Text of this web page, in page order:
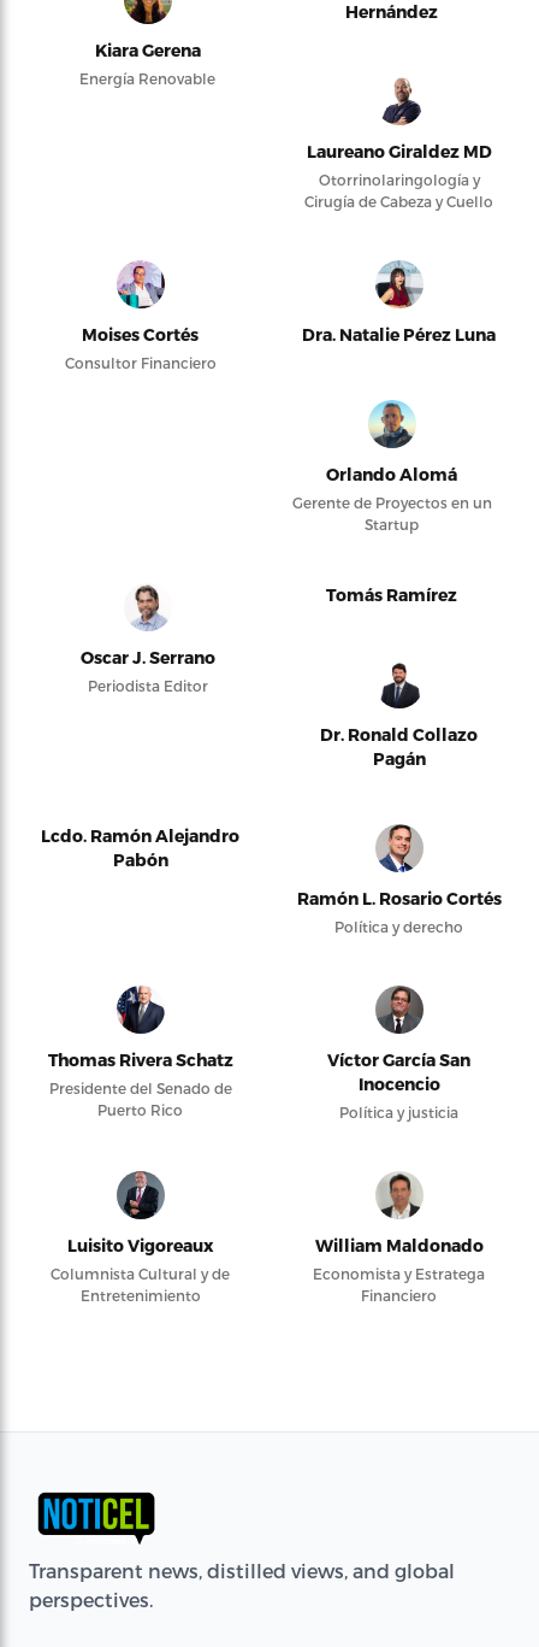
Kiara Gerena
Energía Renovable
Hernández
Laureano Giraldez MD
Otorrinolaringología y
Cirugía de Cabeza y Cuello
Moises Cortés
Consultor Financiero
Dra. Natalie Pérez Luna
Orlando Alomá
Gerente de Proyectos en un
Startup
Oscar J. Serrano
Periodista Editor
Tomás Ramírez
Dr. Ronald Collazo
Pagán
Lcdo. Ramón Alejandro
Pabón
Ramón L. Rosario Cortés
Política y derecho
Thomas Rivera Schatz
Presidente del Senado de
Puerto Rico
Víctor García San
Inocencio
Política y justicia
Luisito Vigoreaux
Columnista Cultural y de
Entretenimiento
William Maldonado
Economista y Estratega
Financiero
Transparent news, distilled views, and global
perspectives.